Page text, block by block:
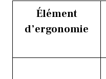
Élément
d’ergonomie